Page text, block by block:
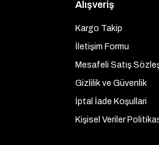
Alışveriş
Kargo Takip
İletişim Formu
Mesafeli Satış
Gizlilik ve Güvenlik
İptal İade Koşullari
Kişisel Veriler